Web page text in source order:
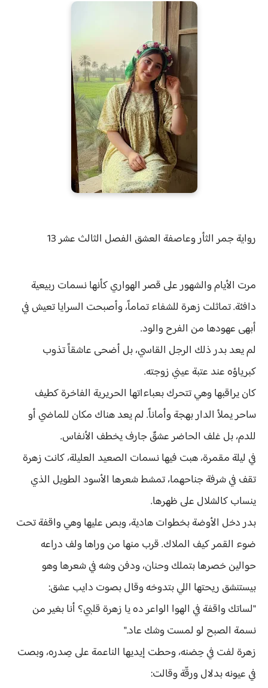
روايةجمر الثأر وعاصفة العشق الفصل الثالث عشر 13
مرت الأيام والشهور على قصر الهواري كأنها نسمات ربيعية
دافئة. تماثلت زهرة للشفاء تماماً، وأصبحت السرايا تعيش في
أبهى عهودها من الفرح والود.
لم يعد بدر ذلك الرجل القاسي، بل أضحى عاشقاً تذوب
كبرياؤه عند عتبة عيني زوجته.
كان يراقبها وهي تتحرك بعباءاتها الحريرية الفاخرة كطيف
ساحر يملأ الدار بهجة وأماناً. لم يعد هناك مكان للماضي أو
للدم، بل غلف الحاضر عشقٌ جارف يخطف الأنفاس.
في ليلة مقمرة، هبت فيها نسمات الصعيد العليلة، كانت زهرة
تقف في شرفة جناحهما، تمشط شعرها الأسود الطويل الذي
ينساب كالشلال على ظهرها.
بدر دخل الأوضة بخطوات هادية، وبص عليها وهي واقفة تحت
ضوء القمر كيف الملاك. قرب منها من وراها ولف دراعه
حوالين خصرها بتملك وحنان، ودفن وشه في شعرها وهو
بيستنشق ريحتها اللي بتدوخه وقال بصوت دايب عشق:
"لساتك واقفة في الهوا الواعر ده يا زهرة قلبي؟ أنا بغير من
نسمة الصبح لو لمست وشك عاد."
زهرة لفت في حِضنه، وحطت إيديها الناعمة على صِدره، وبصت
في عيونه بدلال ورقّة وقالت: